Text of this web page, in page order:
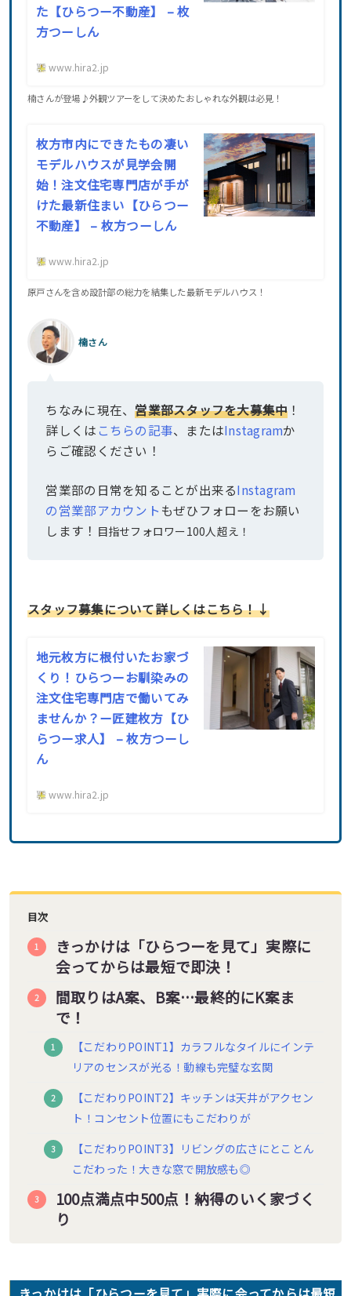
た【ひらつー不動産】 – 枚
方つーしん
www.hira2.jp
楠さんが登場♪外観ツアーをして決めたおしゃれな外観は必見！
枚方市内にできたもの凄い
モデルハウスが見学会開
始！注文住宅専門店が手が
けた最新住まい【ひらつー
不動産】 – 枚方つーしん
www.hira2.jp
原戸さんを含め設計部の総力を結集した最新モデルハウス！
楠さん
ちなみに現在、営業部スタッフを大募集中 ！
詳しくは こちらの記事、またはInstagramか
らご確認ください！
営業部の日常を知ることが出来るInstagram
の営業部アカウント もぜひフォローをお願い
します！ 目指せフォロワー100人超え！
スタッフ募集について詳しくはこちら！↓
地元枚方に根付いたお家づ
くり！ひらつーお馴染みの
注文住宅専門店で働いてみ
ませんか？ー匠建枚方【ひ
らつー求人】 – 枚方つーし
ん
www.hira2.jp
目次
きっかけは「ひらつーを見て」実際に
会ってからは最短で即決！
間取りはA案、B案…最終的にK案ま
で！
【こだわりPOINT1】カラフルなタイルにインテ
リアのセンスが光る！動線も完璧な玄関
【こだわりPOINT2】キッチンは天井がアクセン
ト！コンセント位置にもこだわりが
【こだわりPOINT3】リビングの広さにとことん
こだわった！大きな窓で開放感も◎
100点満点中500点！納得のいく家づく
り